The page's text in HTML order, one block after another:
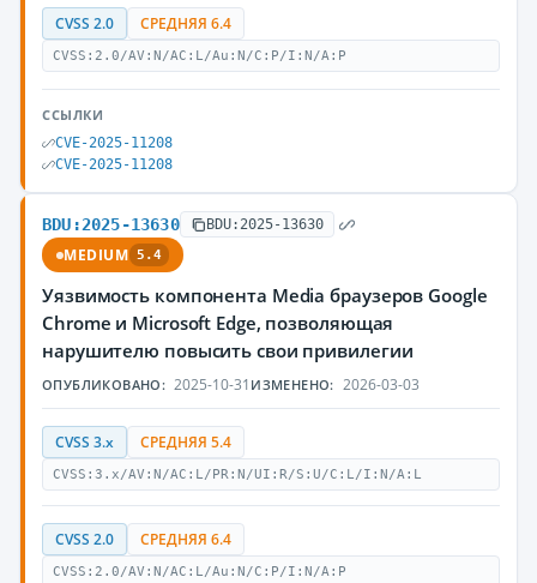
CVSS 2.0 СРЕДНЯЯ 6.4
CVSS:2.0/AV:N/AC:L/Au:N/C:P/I:N/A:P
ССЫЛКИ
CVE-2025-11208
CVE-2025-11208
BDU:2025-13630 BDU:2025-13630
MEDIUM 5.4
Уязвимость компонента Media браузеров Google
Chrome и Microsoft Edge, позволяющая
нарушителю повысить свои привилегии
ОПУБЛИКОВАНО: 2025-10-31 ИЗМЕНЕНО: 2026-03-03
CVSS 3.x СРЕДНЯЯ 5.4
CVSS:3.x/AV:N/AC:L/PR:N/UI:R/S:U/C:L/I:N/A:L
CVSS 2.0 СРЕДНЯЯ 6.4
CVSS:2.0/AV:N/AC:L/Au:N/C:P/I:N/A:P